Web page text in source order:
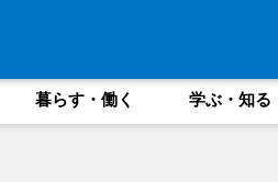
暮らす・働く 学ぶ・知る